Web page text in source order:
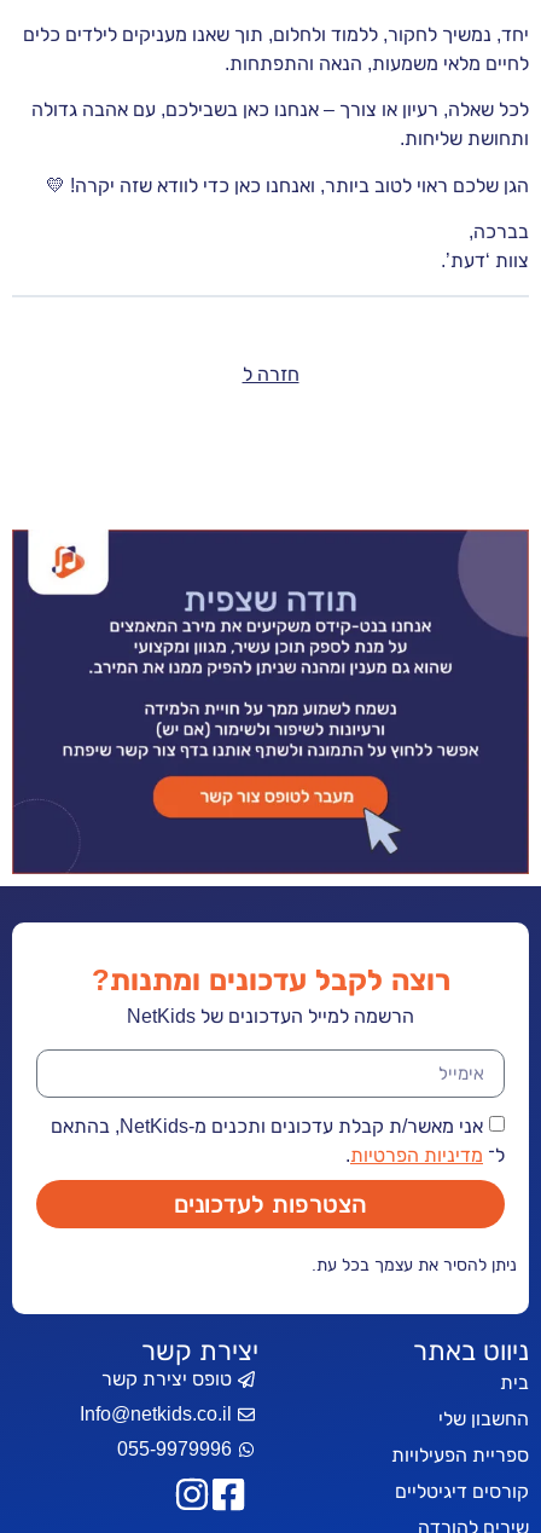
יחד, נמשיך לחקור, ללמוד ולחלום, תוך שאנו מעניקים לילדים כלים
לחיים מלאי משמעות, הנאה והתפתחות.
לכל שאלה, רעיון או צורך – אנחנו כאן בשבילכם, עם אהבה גדולה
ותחושת שליחות.
הגן שלכם ראוי לטוב ביותר, ואנחנו כאן כדי לוודא שזה יקרה! 💛
בברכה,
צוות ‘דעת’.
חזרה ל
ניווט באתר
בית
החשבון שלי
ספריית הפעילויות
קורסים דיגיטליים
שירים להורדה
רוצה לקבל עדכונים ומתנות?
הרשמה למייל העדכונים של NetKids
אני מאשר/ת קבלת עדכונים ותכנים מ-NetKids, בהתאם
ל־ מדיניות הפרטיות.
הצטרפות לעדכונים
ניתן להסיר את עצמך בכל עת.
יצירת קשר
טופס יצירת קשר
Info@netkids.co.il
055-9979996